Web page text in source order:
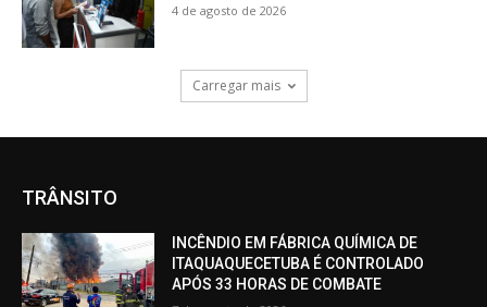
4 de agosto de 2026
Carregar mais
TRÂNSITO
INCÊNDIO EM FÁBRICA QUÍMICA DE
ITAQUAQUECETUBA É CONTROLADO
APÓS 33 HORAS DE COMBATE